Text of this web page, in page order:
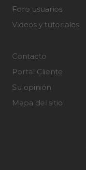
Foro usuarios
Videos y tutoriales
Contacto
Portal Cliente
Su opinión
Mapa del sitio